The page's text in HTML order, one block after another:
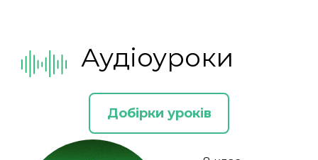
Аудіоуроки
Добірки уроків